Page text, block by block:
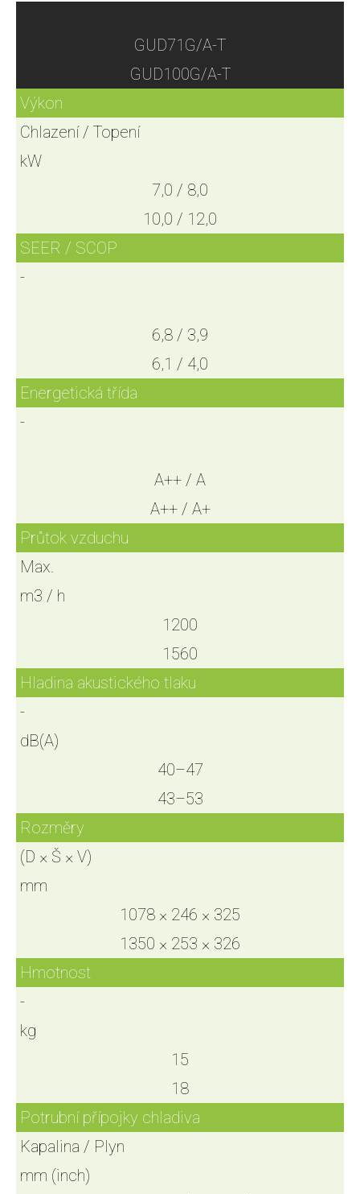
GUD71G/A-T
GUD100G/A-T
Výkon
Chlazení / Topení
kW
7,0 / 8,0
10,0 / 12,0
SEER / SCOP
-
6,8 / 3,9
6,1 / 4,0
Energetická třída
-
A++ / A
A++ / A+
Průtok vzduchu
Max.
m3 / h
1200
1560
Hladina akustického tlaku
-
dB(A)
40–47
43–53
Rozměry
(D × Š × V)
mm
1078 × 246 × 325
1350 × 253 × 326
Hmotnost
-
kg
15
18
Potrubní přípojky chladiva
Kapalina / Plyn
mm (inch)